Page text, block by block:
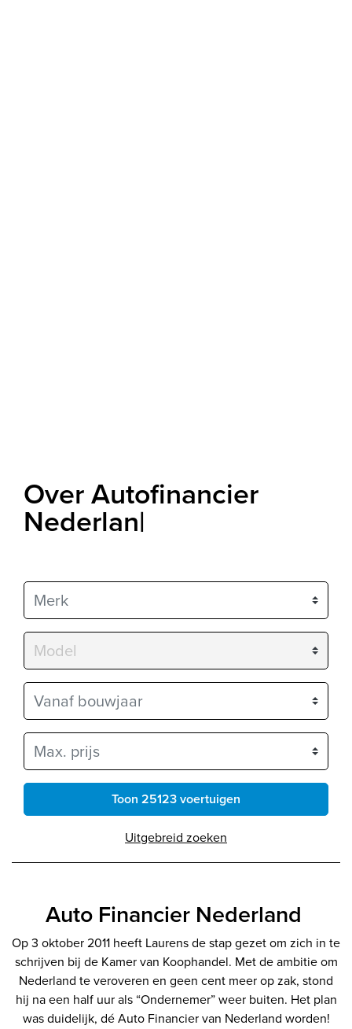
Over Autofinancier
Nederland
Merk
Model
Vanaf bouwjaar
Max. prijs
Toon 25123 voertuigen
Uitgebreid zoeken
Auto Financier Nederland
Op 3 oktober 2011 heeft Laurens de stap gezet om zich in te
schrijven bij de Kamer van Koophandel. Met de ambitie om
Nederland te veroveren en geen cent meer op zak, stond
hij na een half uur als “Ondernemer” weer buiten. Het plan
was duidelijk, dé Auto Financier van Nederland worden!